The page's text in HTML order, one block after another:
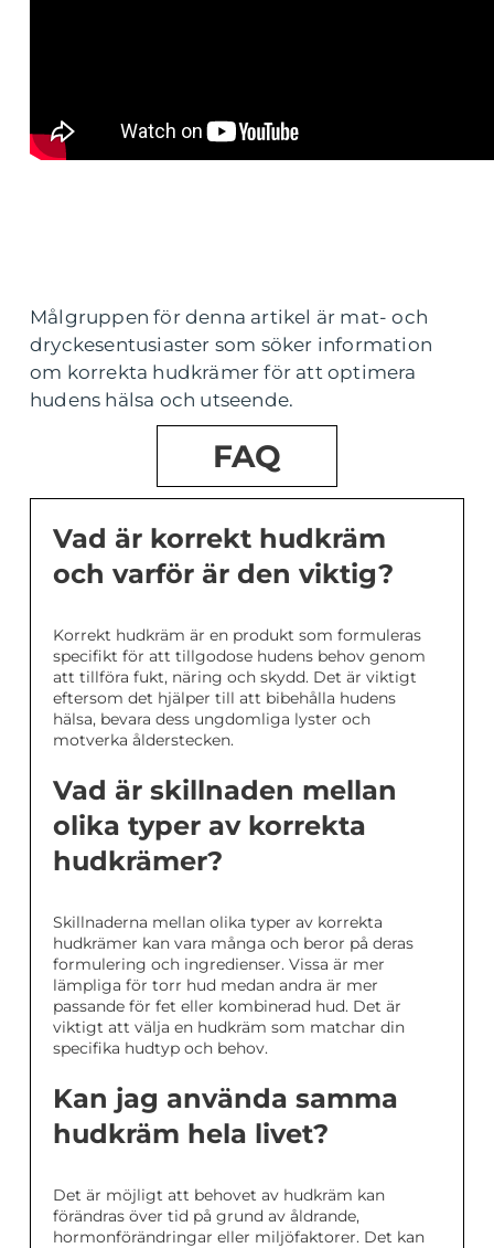
Målgruppen för denna artikel är mat- och
dryckesentusiaster som söker information
om korrekta hudkrämer för att optimera
hudens hälsa och utseende.
FAQ
Vad är korrekt hudkräm
och varför är den viktig?
Korrekt hudkräm är en produkt som formuleras
specifikt för att tillgodose hudens behov genom
att tillföra fukt, näring och skydd. Det är viktigt
eftersom det hjälper till att bibehålla hudens
hälsa, bevara dess ungdomliga lyster och
motverka ålderstecken.
Vad är skillnaden mellan
olika typer av korrekta
hudkrämer?
Skillnaderna mellan olika typer av korrekta
hudkrämer kan vara många och beror på deras
formulering och ingredienser. Vissa är mer
lämpliga för torr hud medan andra är mer
passande för fet eller kombinerad hud. Det är
viktigt att välja en hudkräm som matchar din
specifika hudtyp och behov.
Kan jag använda samma
hudkräm hela livet?
Det är möjligt att behovet av hudkräm kan
förändras över tid på grund av åldrande,
hormonförändringar eller miljöfaktorer. Det kan